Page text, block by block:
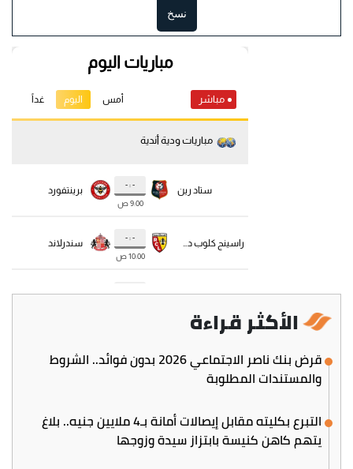
نسخ
الأكثر قراءة
قرض بنك ناصر الاجتماعي 2026 بدون فوائد.. الشروط
والمستندات المطلوبة
التبرع بكليته مقابل إيصالات أمانة بـ4 ملايين جنيه.. بلاغ
يتهم كاهن كنيسة بابتزاز سيدة وزوجها